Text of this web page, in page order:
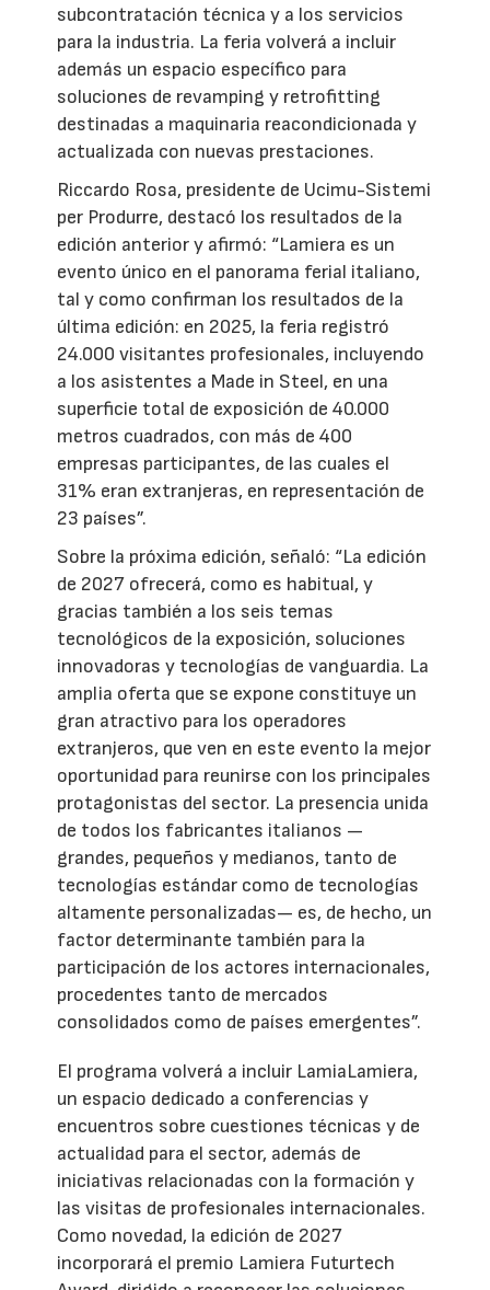
subcontratación técnica y a los servicios
para la industria. La feria volverá a incluir
además un espacio específico para
soluciones de revamping y retrofitting
destinadas a maquinaria reacondicionada y
actualizada con nuevas prestaciones.
Riccardo Rosa, presidente de Ucimu-Sistemi
per Produrre, destacó los resultados de la
edición anterior y afirmó: “Lamiera es un
evento único en el panorama ferial italiano,
tal y como confirman los resultados de la
última edición: en 2025, la feria registró
24.000 visitantes profesionales, incluyendo
a los asistentes a Made in Steel, en una
superficie total de exposición de 40.000
metros cuadrados, con más de 400
empresas participantes, de las cuales el
31% eran extranjeras, en representación de
23 países”.
Sobre la próxima edición, señaló: “La edición
de 2027 ofrecerá, como es habitual, y
gracias también a los seis temas
tecnológicos de la exposición, soluciones
innovadoras y tecnologías de vanguardia. La
amplia oferta que se expone constituye un
gran atractivo para los operadores
extranjeros, que ven en este evento la mejor
oportunidad para reunirse con los principales
protagonistas del sector. La presencia unida
de todos los fabricantes italianos —
grandes, pequeños y medianos, tanto de
tecnologías estándar como de tecnologías
altamente personalizadas— es, de hecho, un
factor determinante también para la
participación de los actores internacionales,
procedentes tanto de mercados
consolidados como de países emergentes”.
El programa volverá a incluir LamiaLamiera,
un espacio dedicado a conferencias y
encuentros sobre cuestiones técnicas y de
actualidad para el sector, además de
iniciativas relacionadas con la formación y
las visitas de profesionales internacionales.
Como novedad, la edición de 2027
incorporará el premio Lamiera Futurtech